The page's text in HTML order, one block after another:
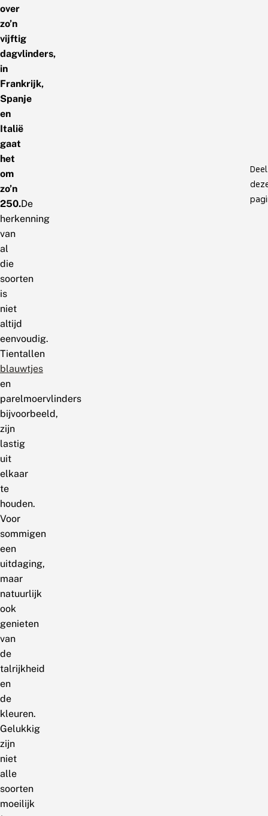
over
zo’n
vijftig
dagvlinders,
in
Frankrijk,
Spanje
en
Italië
gaat
het
om
zo’n
250.De
herkenning
van
al
die
soorten
is
niet
altijd
eenvoudig.
Tientallen
blauwtjes
en
parelmoervlinders
bijvoorbeeld,
zijn
lastig
uit
elkaar
te
houden.
Voor
sommigen
een
uitdaging,
maar
natuurlijk
ook
genieten
van
de
talrijkheid
en
de
kleuren.
Gelukkig
zijn
niet
alle
soorten
moeilijk
Deel